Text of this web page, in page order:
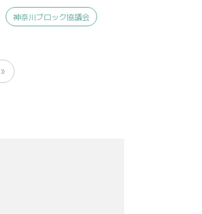
神奈川ブロック協議会
»